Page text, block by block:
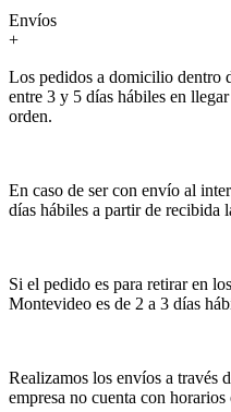
Envíos
+
Los pedidos a domicilio dentro
entre 3 y 5 días hábiles en
orden.
En caso de ser con envío al
días hábiles a partir de recibida
Si el pedido es para retirar en
Montevideo es de 2 a 3 días
Realizamos los envíos a través
empresa no cuenta con